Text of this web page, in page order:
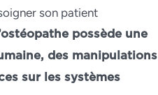
son patient
ostéopathepossède une
des manipulations
sur les systèmes